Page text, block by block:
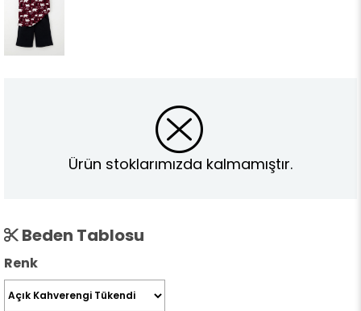
Ürün stoklarımızda kalmamıştır.
Beden Tablosu
Renk